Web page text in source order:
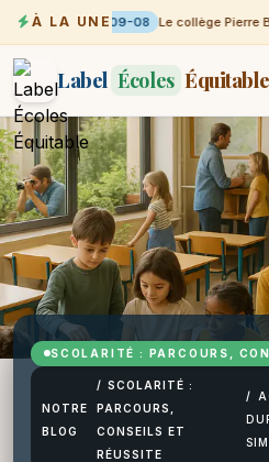
À LA UNE09-08 Le collège Pierre
Label Écoles Équitable
SCOLARITÉ : PARCOURS,
NOTRE
BLOG
/ SCOLARITÉ :
PARCOURS,
CONSEILS ET
RÉUSSITE
/